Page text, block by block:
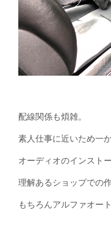
配線関係も煩雑。
素人仕事に近いため一
オーディオのインスト
理解あるショップでの
もちろんアルファオー